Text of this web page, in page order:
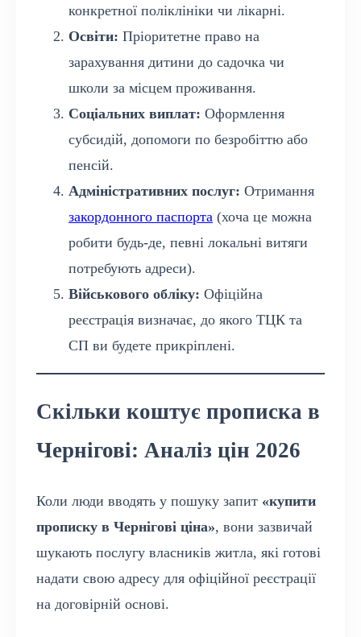
конкретної поліклініки чи лікарні.
Освіти: Пріоритетне право на
зарахування дитини до садочка чи
школи за місцем проживання.
Соціальних виплат: Оформлення
субсидій, допомоги по безробіттю або
пенсій.
Адміністративних послуг: Отримання
закордонного паспорта (хоча це можна
робити будь-де, певні локальні витяги
потребують адреси).
Військового обліку: Офіційна
реєстрація визначає, до якого ТЦК та
СП ви будете прикріплені.
Скільки коштує прописка в
Чернігові: Аналіз цін 2026
Коли люди вводять у пошуку запит «купити
прописку в Чернігові ціна», вони зазвичай
шукають послугу власників житла, які готові
надати свою адресу для офіційної реєстрації
на договірній основі.